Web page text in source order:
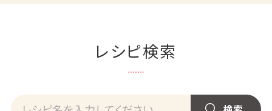
レシピ検索